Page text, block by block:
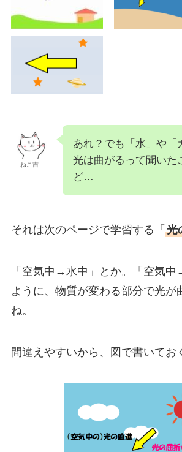
ねこ吉
あれ？でも「水」や「
光は曲がるって聞いた
ど…
それは次のページで学習する「 光
「空気中→水中」とか。「空気
ように、物質が変わる部分で光が
ね。
間違えやすいから、図で書いてお